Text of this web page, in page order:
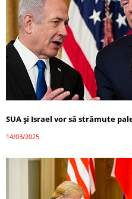
SUA și Israel vor să strămute
14/03/2025